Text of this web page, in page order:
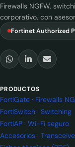
Firewalls NGFW,
corporativo, con
Fortinet Authorized
PRODUCTOS
FortiGate · Firewalls
FortiSwitch · Switching
FortiAP · Wi-Fi seguro
Accesorios ·